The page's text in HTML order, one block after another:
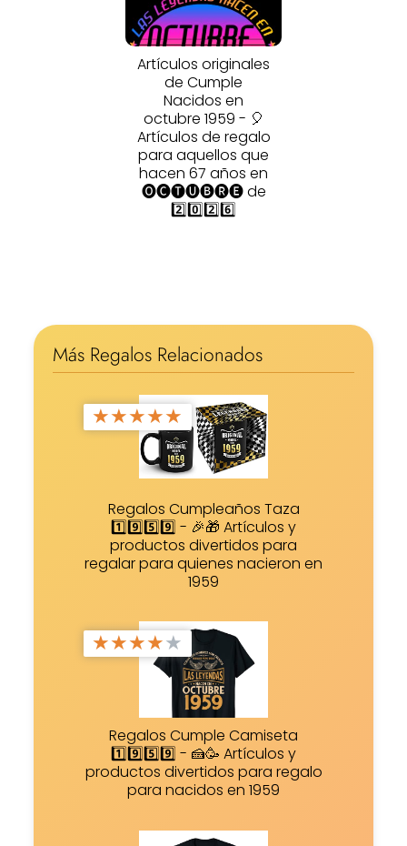
Artículos originales
de Cumple
Nacidos en
octubre 1959 - 🎈
Artículos de regalo
para aquellos que
hacen 67 años en
🅞🅒🅣🅤🅑🅡🅔 de
2️⃣0️⃣2️⃣6️⃣
Más Regalos Relacionados
★★★★★
Regalos Cumpleaños Taza
1️⃣9️⃣5️⃣9️⃣ - 🎉🎁 Artículos y
productos divertidos para
regalar para quienes nacieron en
1959
★★★★★
Regalos Cumple Camiseta
1️⃣9️⃣5️⃣9️⃣ - 🍰🥳 Artículos y
productos divertidos para regalo
para nacidos en 1959